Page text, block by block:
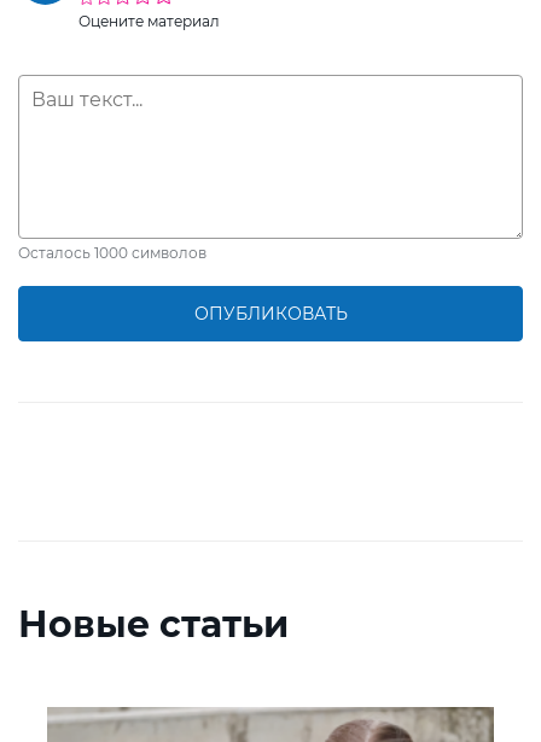
Оцените материал
Осталось 1000 символов
ОПУБЛИКОВАТЬ
Новые статьи